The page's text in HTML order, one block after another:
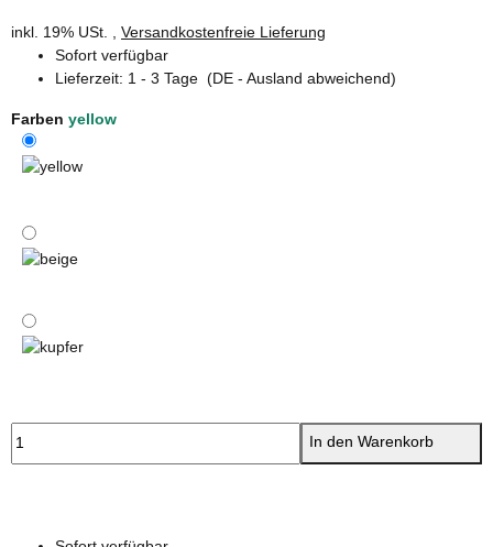
inkl. 19% USt. , Versandkostenfreie Lieferung
Sofort verfügbar
Lieferzeit: 1 - 3 Tage (DE - Ausland abweichend)
Farben yellow
yellow
beige
In den Warenkorb